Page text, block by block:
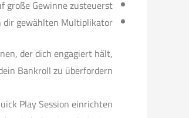
Gewinne zusteuerst.
dir gewählten Multiplikator.
der dich engagiert hält,
Bankroll zu überfordern.
Play Session einrichten